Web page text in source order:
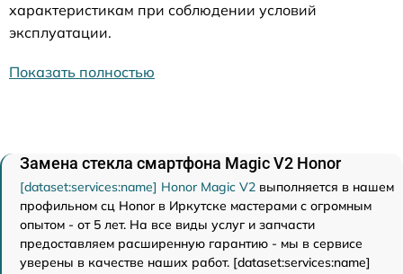
характеристикам при соблюдении условий
эксплуатации.
Показать полностью
Замена стекла смартфона Magic V2 Honor
[dataset:services:name] Honor Magic V2 выполняется в нашем
профильном сц Honor в Иркутске мастерами с огромным
опытом - от 5 лет. На все виды услуг и запчасти
предоставляем расширенную гарантию - мы в сервисе
уверены в качестве наших работ. [dataset:services:name]